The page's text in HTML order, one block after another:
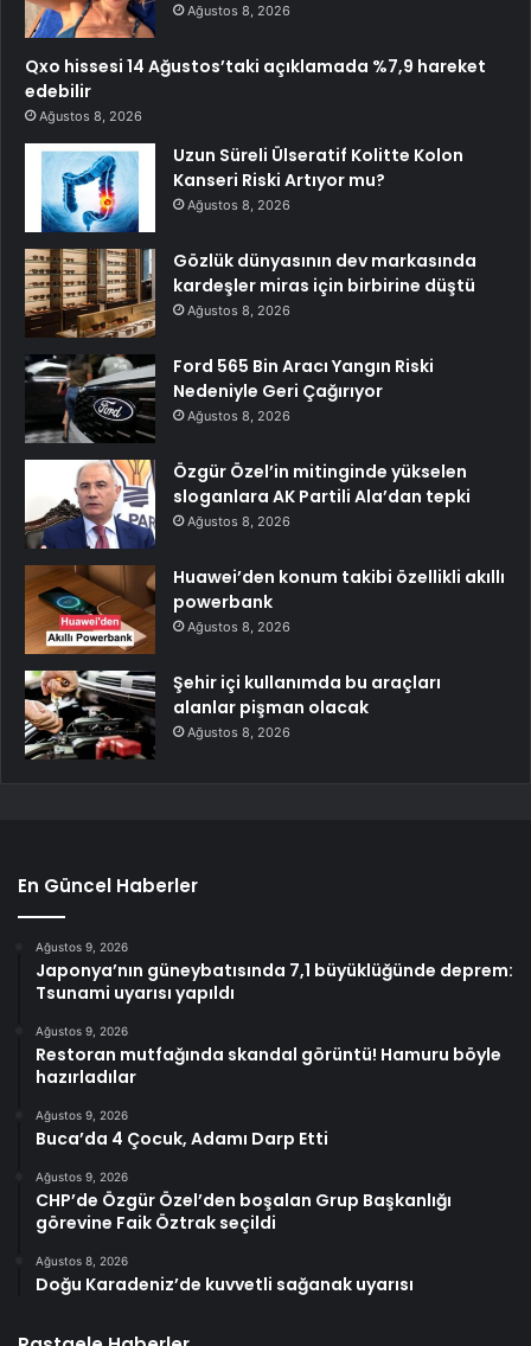
Ağustos 8, 2026
Qxo hissesi 14 Ağustos’taki açıklamada %7,9 hareket
edebilir
Ağustos 8, 2026
Uzun Süreli Ülseratif Kolitte Kolon
Kanseri Riski Artıyor mu?
Ağustos 8, 2026
Gözlük dünyasının dev markasında
kardeşler miras için birbirine düştü
Ağustos 8, 2026
Ford 565 Bin Aracı Yangın Riski
Nedeniyle Geri Çağırıyor
Ağustos 8, 2026
Özgür Özel’in mitinginde yükselen
sloganlara AK Partili Ala’dan tepki
Ağustos 8, 2026
Huawei’den konum takibi özellikli akıllı
powerbank
Ağustos 8, 2026
Şehir içi kullanımda bu araçları
alanlar pişman olacak
Ağustos 8, 2026
En Güncel Haberler
Ağustos 9, 2026
Japonya’nın güneybatısında 7,1 büyüklüğünde deprem:
Tsunami uyarısı yapıldı
Ağustos 9, 2026
Restoran mutfağında skandal görüntü! Hamuru böyle
hazırladılar
Ağustos 9, 2026
Buca’da 4 Çocuk, Adamı Darp Etti
Ağustos 9, 2026
CHP’de Özgür Özel’den boşalan Grup Başkanlığı
görevine Faik Öztrak seçildi
Ağustos 8, 2026
Doğu Karadeniz’de kuvvetli sağanak uyarısı